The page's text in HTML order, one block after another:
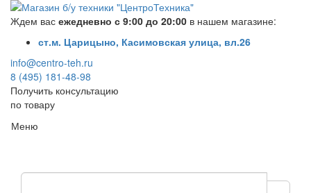
Ждем вас ежедневно с 9:00 до 20:00 в нашем магазине:
ст.м. Царицыно, Касимовская улица, вл.26
info@centro-teh.ru
8 (495) 181-48-98
Получить консультацию
по товару
Меню